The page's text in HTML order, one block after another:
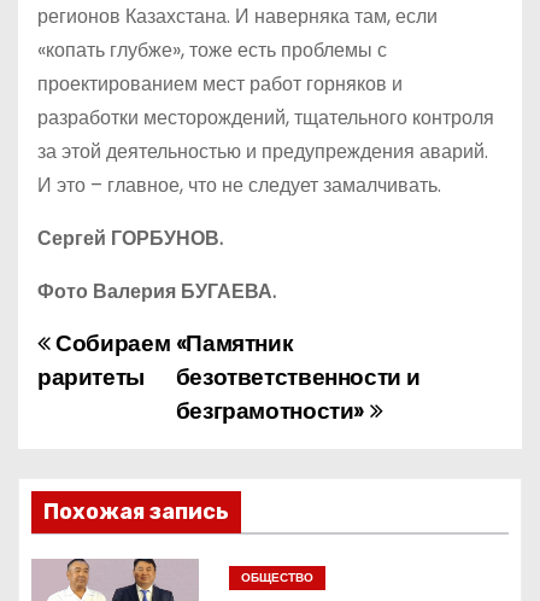
регионов Казахстана. И наверняка там, если
«копать глубже», тоже есть проблемы с
проектированием мест работ горняков и
разработки месторождений, тщательного контроля
за этой деятельностью и предупреждения аварий.
И это – главное, что не следует замалчивать.
Сергей ГОРБУНОВ.
Фото Валерия БУГАЕВА.
Н
а
и
г
«Памятник
безответственности и
безграмотности»
Собираем
раритеты
Похожая запись
ОБЩЕСТВО